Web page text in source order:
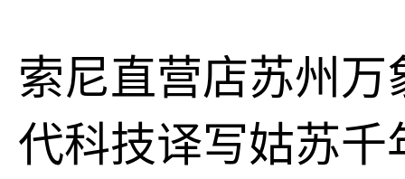
索尼直营店苏州
代科技译写姑苏千